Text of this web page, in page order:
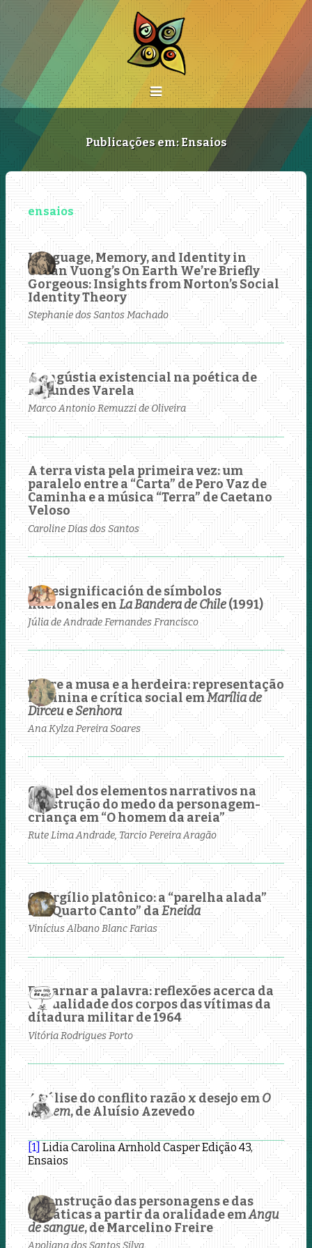
Publicações em: Ensaios
Language, Memory, and Identity in
Ocean Vuong’s On Earth We’re Briefly
Gorgeous: Insights from Norton’s Social
Identity Theory
Stephanie dos Santos Machado
A angústia existencial na poética de
Fagundes Varela
Marco Antonio Remuzzi de Oliveira
A terra vista pela primeira vez: um
paralelo entre a “Carta” de Pero Vaz de
Caminha e a música “Terra” de Caetano
Veloso
Caroline Dias dos Santos
La resignificación de símbolos
nacionales enLa Bandera de Chile(1991)
Júlia de Andrade Fernandes Francisco
Entre a musa e a herdeira: representação
feminina e crítica social emMarília de
DirceueSenhora
Ana Kylza Pereira Soares
O papel dos elementos narrativos na
construção do medo da personagem-
criança em “O homem da areia”
Rute Lima Andrade, Tarcio Pereira Aragão
O Virgílio platônico: a “parelha alada”
no “Quarto Canto” daEneida
Vinícius Albano Blanc Farias
Encarnar a palavra: reflexões acerca da
virtualidade dos corpos das vítimas da
ditadura militar de 1964
Vitória Rodrigues Porto
Análise do conflito razão x desejo emO
homem, de Aluísio Azevedo
[1] Lidia Carolina Arnhold CasperEdição 43,
Ensaios
A construção das personagens e das
temáticas a partir da oralidade emAngu
de sangue, de Marcelino Freire
Apoliana dos Santos Silva